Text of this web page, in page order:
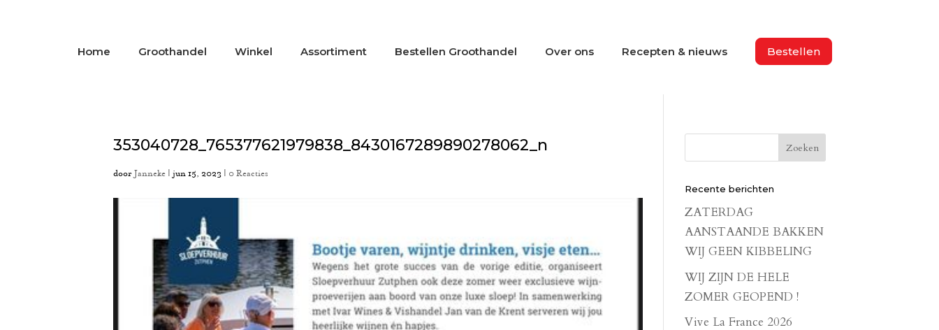
Home Groothandel Winkel Assortiment Bestellen Groothandel Over ons Recepten & nieuws Bestellen
353040728_765377621979838_8430167289890278062_n
doorJanneke| jun 15, 2023| 0 Reacties
Recente berichten
ZATERDAG
AANSTAANDE BAKKEN
WIJ GEEN KIBBELING
WIJ ZIJN DE HELE
ZOMER GEOPEND !
Vive La France 2026